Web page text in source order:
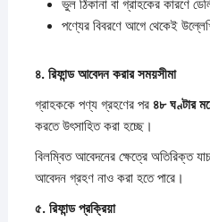
ভুল ঠিকানা বা গ্রাহকের কারণে
পণ্যের বিবরণে আগে থেকেই
৪. রিফান্ডআবেদনকরারসময়সীমা
গ্রাহককে পণ্য গ্রহণের পর ৪৮ঘণ্টার
করতে উৎসাহিত করা হচ্ছে।
বিলম্বিত আবেদনের ক্ষেত্রে অতিরিক্ত
আবেদন গ্রহণ নাও করা হতে পারে।
৫. রিফান্ডপ্রক্রিয়া